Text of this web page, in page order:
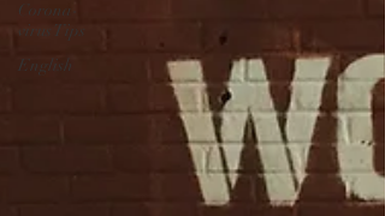
Corona-
virus Tips
English